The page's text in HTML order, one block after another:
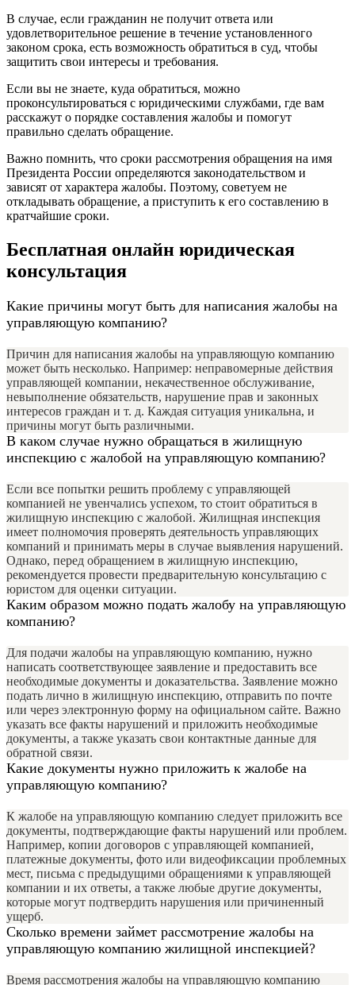
В случае, если гражданин не получит ответа или
удовлетворительное решение в течение установленного
законом срока, есть возможность обратиться в суд, чтобы
защитить свои интересы и требования.
Если вы не знаете, куда обратиться, можно
проконсультироваться с юридическими службами, где вам
расскажут о порядке составления жалобы и помогут
правильно сделать обращение.
Важно помнить, что сроки рассмотрения обращения на имя
Президента России определяются законодательством и
зависят от характера жалобы. Поэтому, советуем не
откладывать обращение, а приступить к его составлению в
кратчайшие сроки.
Бесплатная онлайн юридическая
консультация
Какие причины могут быть для написания жалобы на
управляющую компанию?
Причин для написания жалобы на управляющую компанию
может быть несколько. Например: неправомерные действия
управляющей компании, некачественное обслуживание,
невыполнение обязательств, нарушение прав и законных
интересов граждан и т. д. Каждая ситуация уникальна, и
причины могут быть различными.
В каком случае нужно обращаться в жилищную
инспекцию с жалобой на управляющую компанию?
Если все попытки решить проблему с управляющей
компанией не увенчались успехом, то стоит обратиться в
жилищную инспекцию с жалобой. Жилищная инспекция
имеет полномочия проверять деятельность управляющих
компаний и принимать меры в случае выявления нарушений.
Однако, перед обращением в жилищную инспекцию,
рекомендуется провести предварительную консультацию с
юристом для оценки ситуации.
Каким образом можно подать жалобу на управляющую
компанию?
Для подачи жалобы на управляющую компанию, нужно
написать соответствующее заявление и предоставить все
необходимые документы и доказательства. Заявление можно
подать лично в жилищную инспекцию, отправить по почте
или через электронную форму на официальном сайте. Важно
указать все факты нарушений и приложить необходимые
документы, а также указать свои контактные данные для
обратной связи.
Какие документы нужно приложить к жалобе на
управляющую компанию?
К жалобе на управляющую компанию следует приложить все
документы, подтверждающие факты нарушений или проблем.
Например, копии договоров с управляющей компанией,
платежные документы, фото или видеофиксации проблемных
мест, письма с предыдущими обращениями к управляющей
компании и их ответы, а также любые другие документы,
которые могут подтвердить нарушения или причиненный
ущерб.
Сколько времени займет рассмотрение жалобы на
управляющую компанию жилищной инспекцией?
Время рассмотрения жалобы на управляющую компанию